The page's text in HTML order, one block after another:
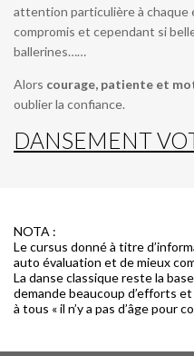
attention particulière à chaque
compromis et cependant si
ballerines……
Alors courage, patiente et
oublier la confiance.
DANSEMENT
NOTA :
Le cursus donné à titre
auto évaluation et de mieux
La danse classique reste la
demande beaucoup d’efforts
à tous « il n’y a pas d’âge pour